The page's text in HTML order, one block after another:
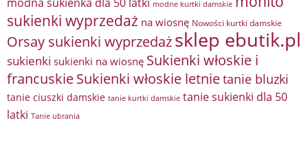
modne kurtki damskie
sukienki wyprzedaż na wiosnę Nowości kurtki damskie
Orsay sukienki wyprzedażsklep ebutik.pl
sukienki sukienki na wiosnę Sukienki włoskie i
francuskieSukienki włoskie letnietanie bluzki
tanie ciuszki damskie tanie kurtki damskie tanie sukienki dla 50
latki Tanie ubrania